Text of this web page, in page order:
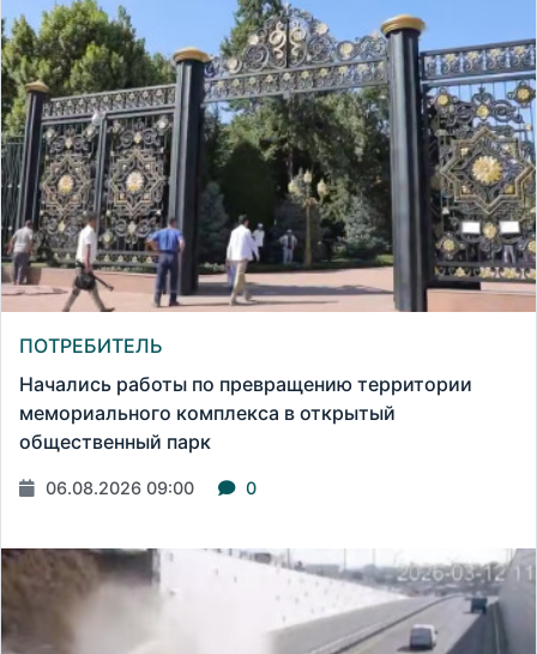
ПОТРЕБИТЕЛЬ
Начались работы по превращению территории
мемориального комплекса в открытый
общественный парк
06.08.2026 09:00 0